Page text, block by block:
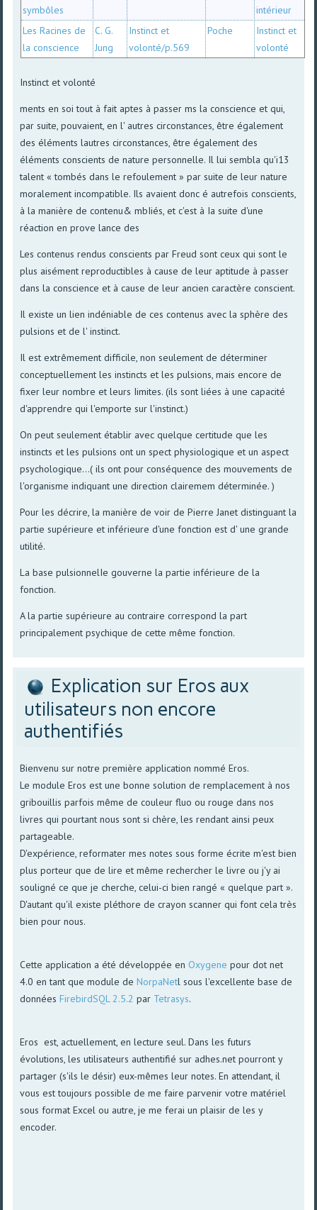
symbôles
intérieur
Les Racines de
la conscience
C. G.
Jung
Instinct et
volonté/p.569
Poche
Instinct et
volonté
Instinct et volonté
ments en soi tout à fait aptes à passer ms la conscience et qui,
par suite, pouvaient, en l' autres circonstances, être également
des éléments lautres circonstances, être également des
éléments conscients de nature personnelle. Il lui sembla qu'i13
talent « tombés dans le refoulement » par suite de leur nature
moralement incompatible. Ils avaient donc é autrefois conscients,
à la manière de contenu& mbIiés, et c'est à Ia suite d'une
réaction en prove lance des
Les contenus rendus conscients par Freud sont ceux qui sont le
plus aisément reproductibles à cause de leur aptitude à passer
dans la conscience et à cause de leur ancien caractère conscient.
Il existe un lien indéniable de ces contenus avec la sphère des
pulsions et de l' instinct.
Il est extrêmement difficile, non seulement de déterminer
conceptuellement les instincts et les pulsions, mais encore de
fixer leur nombre et leurs Iimites. (ils sont liées à une capacité
d'apprendre qui l'emporte sur l'instinct.)
On peut seulement établir avec quelque certitude que les
instincts et les pulsions ont un spect physiologique et un aspect
psychologique...( ils ont pour conséquence des mouvements de
l'organisme indiquant une direction clairemem déterminée. )
Pour les décrire, la manière de voir de Pierre Janet distinguant la
partie supérieure et inférieure d'une fonction est d' une grande
utilité.
La base pulsionnelIe gouverne la partie inférieure de la
fonction.
A la partie supérieure au contraire correspond la part
principalement psychique de cette même fonction.
Explication sur Eros aux
utilisateurs non encore
authentifiés
Bienvenu sur notre première application nommé Eros.
Le module Eros est une bonne solution de remplacement à nos
gribouillis parfois même de couleur fluo ou rouge dans nos
livres qui pourtant nous sont si chère, les rendant ainsi peux
partageable.
D'expérience, reformater mes notes sous forme écrite m'est bien
plus porteur que de lire et même rechercher le livre ou j'y ai
souligné ce que je cherche, celui-ci bien rangé « quelque part ».
D'autant qu'il existe pléthore de crayon scanner qui font cela très
bien pour nous.
Cette application a été développée en Oxygene pour dot net
4.0 en tant que module deNorpaNetl sous l'excellente base de
donnéesFirebirdSQL 2.5.2 par Tetrasys.
Eros est, actuellement, en lecture seul. Dans les futurs
évolutions, les utilisateurs authentifié sur adhes.net pourront y
partager (s'ils le désir) eux-mêmes leur notes. En attendant, il
vous est toujours possible de me faire parvenir votre matériel
sous format Excel ou autre, je me ferai un plaisir de les y
encoder.